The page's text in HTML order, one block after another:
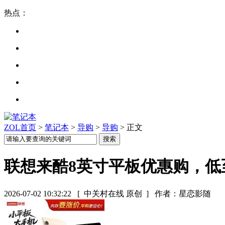
热点：
ZOL首页 > 笔记本 > 导购 > 导购 > 正文
联想来酷8英寸平板优惠购，低
2026-07-02 10:32:22 [ 中关村在线 原创 ] 作者：星恋影随